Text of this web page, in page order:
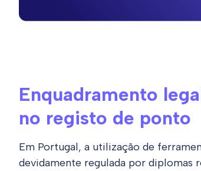
Enquadramento
no registo de ponto
Em Portugal, a utilização de
devidamente regulada por diplomas